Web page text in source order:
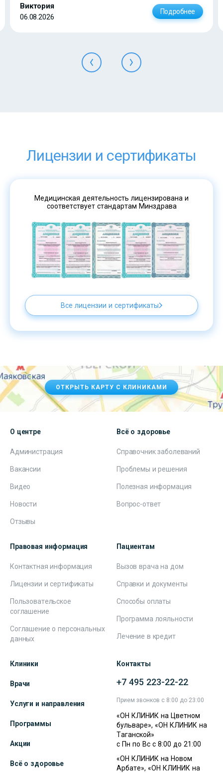
Виктория
06.08.2026
Подробнее
Лицензии и сертификаты
Медицинская деятельность лицензирована и
соответствует стандартам Минздрава
Все лицензии и сертификаты
ОТКРЫТЬ КАРТУ С КЛИНИКАМИ
О центре
Администрация
Вакансии
Видео
Новости
Отзывы
Всё о здоровье
Справочник заболеваний
Проблемы и решения
Полезная информация
Вопрос-ответ
Правовая информация
Контактная информация
Лицензии и сертификаты
Пользовательское
соглашение
Соглашение о персональных
данных
Пациентам
Вызов врача на дом
Справки и документы
Способы оплаты
Программа лояльности
Лечение в кредит
Клиники
Врачи
Услуги и направления
Программы
Акции
Всё о здоровье
Контакты
+7 495 223-22-22
Прием звонков с 8:00 до 23:00
«ОН КЛИНИК на Цветном
бульваре», «ОН КЛИНИК на
Таганской»
с Пн по Вс с 8:00 до 21:00
«ОН КЛИНИК на Новом
Арбате», «ОН КЛИНИК на